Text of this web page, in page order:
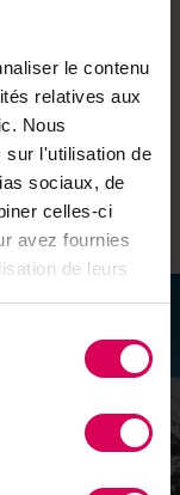
le contenu
relatives aux
Nous
sur l'utilisation de
sociaux, de
celles-ci
avez fournies
de leurs
peut-être nous
Les
consonances
clairière,
vénérables
skieur, de ne
l’on pourra